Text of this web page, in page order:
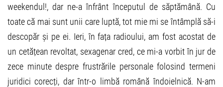
weekendul!, dar ne-a înfrânt începutul de săptămână. Cu
toate că mai sunt unii care luptă, tot mie mi se întâmplă să-i
descopăr și pe ei. Ieri, în fața radioului, am fost acostat de
un cetățean revoltat, sexagenar cred, ce mi-a vorbit în jur de
zece minute despre frustrările personale folosind termeni
juridici corecți, dar într-o limbă română îndoielnică. N-am